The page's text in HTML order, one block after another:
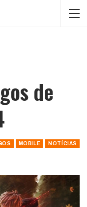
de
MOBILE NOTÍCIAS